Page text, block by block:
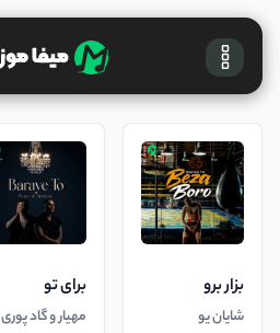
بزار برو
شایان یو
برای تو
مهیار و گاد پوری